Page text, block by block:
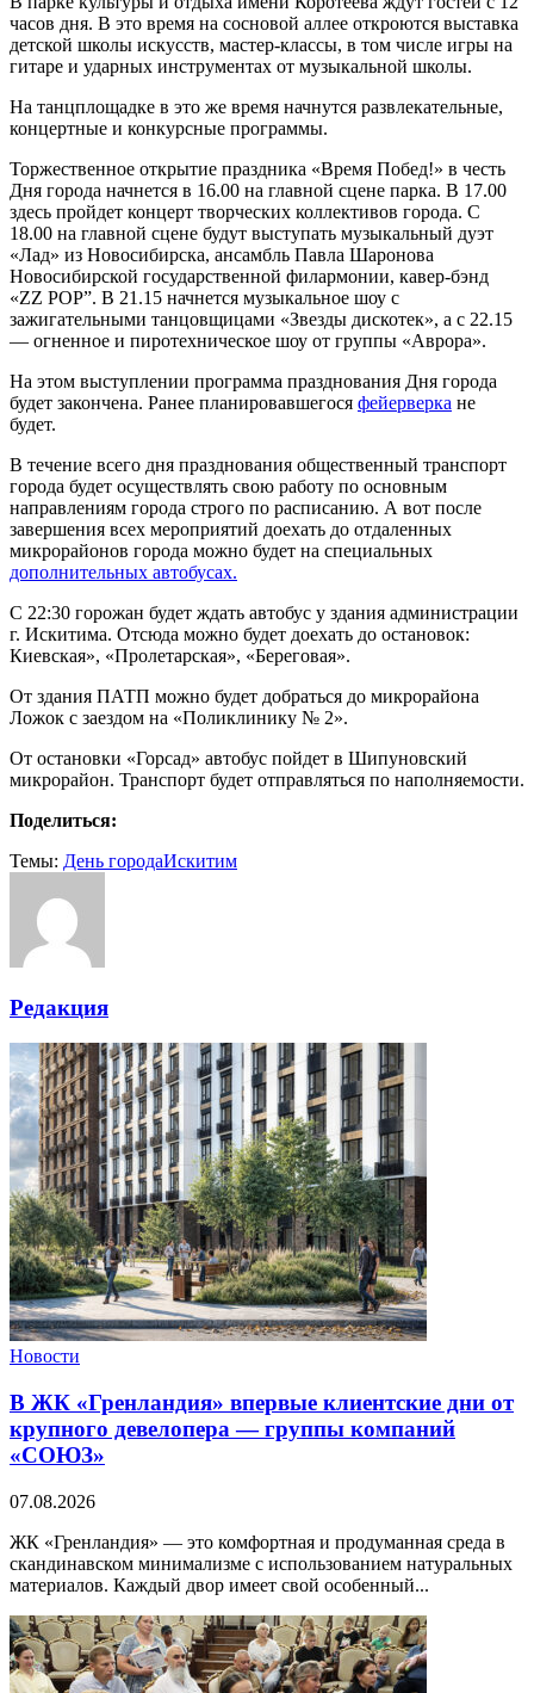
часов дня. В это время на сосновой аллее откроются выставка
детской школы искусств, мастер-классы, в том числе игры на
гитаре и ударных инструментах от музыкальной школы.
На танцплощадке в это же время начнутся развлекательные,
концертные и конкурсные программы.
Торжественное открытие праздника «Время Побед!» в честь
Дня города начнется в 16.00 на главной сцене парка. В 17.00
здесь пройдет концерт творческих коллективов города. С
18.00 на главной сцене будут выступать музыкальный дуэт
«Лад» из Новосибирска, ансамбль Павла Шаронова
Новосибирской государственной филармонии, кавер-бэнд
«ZZ РОР”. В 21.15 начнется музыкальное шоу с
зажигательными танцовщицами «Звезды дискотек», а с 22.15
— огненное и пиротехническое шоу от группы «Аврора».
На этом выступлении программа празднования Дня города
будет закончена. Ранее планировавшегося фейерверка не
будет.
В течение всего дня празднования общественный транспорт
города будет осуществлять свою работу по основным
направлениям города строго по расписанию. А вот после
завершения всех мероприятий доехать до отдаленных
микрорайонов города можно будет на специальных
дополнительных автобусах.
С 22:30 горожан будет ждать автобус у здания администрации
г. Искитима. Отсюда можно будет доехать до остановок:
Киевская», «Пролетарская», «Береговая».
От здания ПАТП можно будет добраться до микрорайона
Ложок с заездом на «Поликлинику № 2».
От остановки «Горсад» автобус пойдет в Шипуновский
микрорайон. Транспорт будет отправляться по наполняемости.
Поделиться:
Темы: День городаИскитим
Редакция
Новости
В ЖК «Гренландия» впервые клиентские дни от
крупного девелопера — группы компаний
«СОЮЗ»
07.08.2026
ЖК «Гренландия» — это комфортная и продуманная среда в
скандинавском минимализме с использованием натуральных
материалов. Каждый двор имеет свой особенный...